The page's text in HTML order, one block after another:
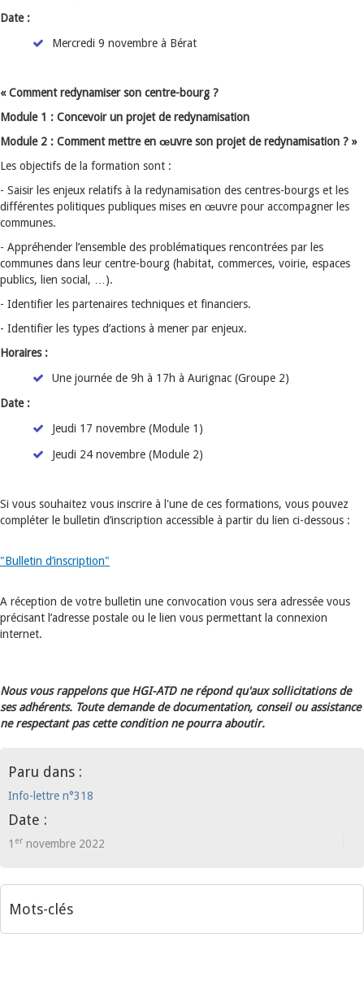
Date :
Mercredi 9 novembre à Bérat
« Comment redynamiser son centre-bourg ?
Module 1 : Concevoir un projet de redynamisation
Module 2 : Comment mettre en œuvre son projet de redynamisation ? »
Les objectifs de la formation sont :
- Saisir les enjeux relatifs à la redynamisation des centres-bourgs et les
différentes politiques publiques mises en œuvre pour accompagner les
communes.
- Appréhender l’ensemble des problématiques rencontrées par les
communes dans leur centre-bourg (habitat, commerces, voirie, espaces
publics, lien social, …).
- Identifier les partenaires techniques et financiers.
- Identifier les types d’actions à mener par enjeux.
Horaires :
Une journée de 9h à 17h à Aurignac (Groupe 2)
Date :
Jeudi 17 novembre (Module 1)
Jeudi 24 novembre (Module 2)
Si vous souhaitez vous inscrire à l'une de ces formations, vous pouvez
compléter le bulletin d’inscription accessible à partir du lien ci-dessous :
"Bulletin d’inscription"
A réception de votre bulletin une convocation vous sera adressée vous
précisant l’adresse postale ou le lien vous permettant la connexion
internet.
Nous vous rappelons que HGI-ATD ne répond qu'aux sollicitations de
ses adhérents. Toute demande de documentation, conseil ou assistance
ne respectant pas cette condition ne pourra aboutir.
Paru dans :
Info-lettre n°318
Date :
1 er novembre 2022
Mots-clés